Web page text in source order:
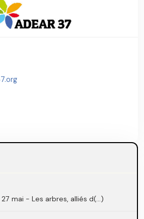
mai - Les arbres, alliés d(...)